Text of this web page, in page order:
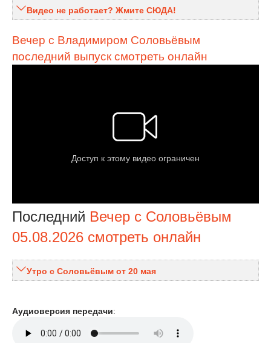
Видео не работает? Жмите СЮДА!
Вечер с Владимиром Соловьёвым
последний выпуск смотреть онлайн
Последний Вечер с Соловьёвым
05.08.2026 смотреть онлайн
Утро с Соловьёвым от 20 мая
Аудиоверсия передачи: